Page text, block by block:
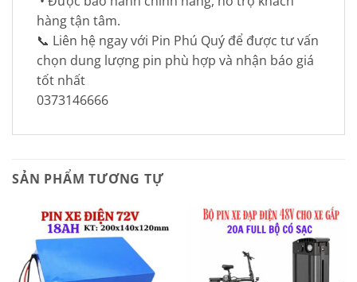
hàng tận tâm.
📞 Liên hệ ngay với Pin Phú Quý để được tư vấn
chọn dung lượng pin phù hợp và nhận báo giá
tốt nhất
0373146666
SẢN PHẨM TƯƠNG TỰ